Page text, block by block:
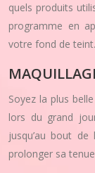
quels produits
programme en
votre fond de teint.
Soyez la plus
lors du grand
jusqu’au bout
prolonger sa